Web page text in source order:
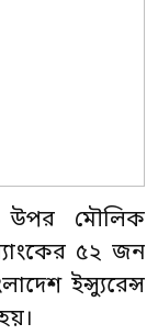
উপর মৌলিক
৫২ জন
ইন্স্যুরেন্স